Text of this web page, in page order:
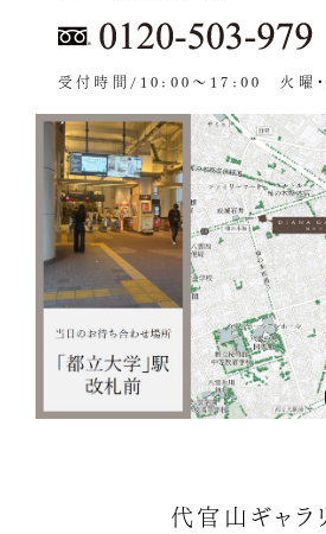
受付時間/10:00～17:00 火曜・
代官山ギャラ